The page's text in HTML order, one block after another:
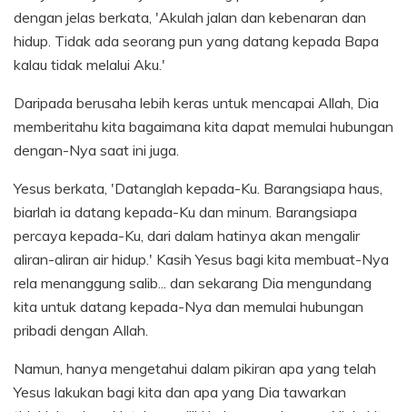
dengan jelas berkata, 'Akulah jalan dan kebenaran dan
hidup. Tidak ada seorang pun yang datang kepada Bapa
kalau tidak melalui Aku.'
Daripada berusaha lebih keras untuk mencapai Allah, Dia
memberitahu kita bagaimana kita dapat memulai hubungan
dengan-Nya saat ini juga.
Yesus berkata, 'Datanglah kepada-Ku. Barangsiapa haus,
biarlah ia datang kepada-Ku dan minum. Barangsiapa
percaya kepada-Ku, dari dalam hatinya akan mengalir
aliran-aliran air hidup.' Kasih Yesus bagi kita membuat-Nya
rela menanggung salib... dan sekarang Dia mengundang
kita untuk datang kepada-Nya dan memulai hubungan
pribadi dengan Allah.
Namun, hanya mengetahui dalam pikiran apa yang telah
Yesus lakukan bagi kita dan apa yang Dia tawarkan